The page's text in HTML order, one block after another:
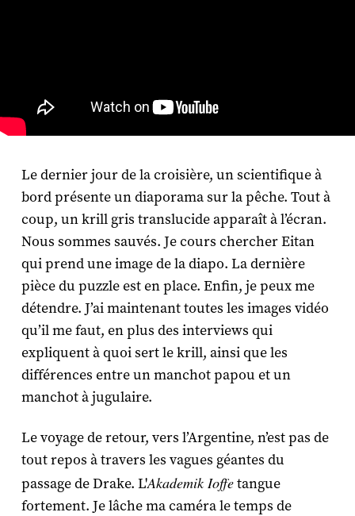
Le dernier jour de la croisière, un scientifique à
bord présente un diaporama sur la pêche. Tout à
coup, un krill gris translucide apparaît à l’écran.
Nous sommes sauvés. Je cours chercher Eitan
qui prend une image de la diapo. La dernière
pièce du puzzle est en place. Enfin, je peux me
détendre. J’ai maintenant toutes les images vidéo
qu’il me faut, en plus des interviews qui
expliquent à quoi sert le krill, ainsi que les
différences entre un manchot papou et un
manchot à jugulaire.
Le voyage de retour, vers l’Argentine, n’est pas de
tout repos à travers les vagues géantes du
passage de Drake. L'Akademik Ioffetangue
fortement. Je lâche ma caméra le temps de